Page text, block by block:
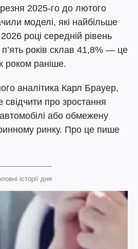
2025-го до лютого
моделі, які найбільше
році середній рівень
років склав 41,8% — це
роком раніше.
аналітика Карл Брауер,
про зростання
або обмежену
ринку. Про це пише
історії дня